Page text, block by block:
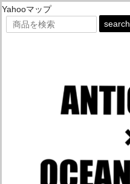
Yahooマップ
search